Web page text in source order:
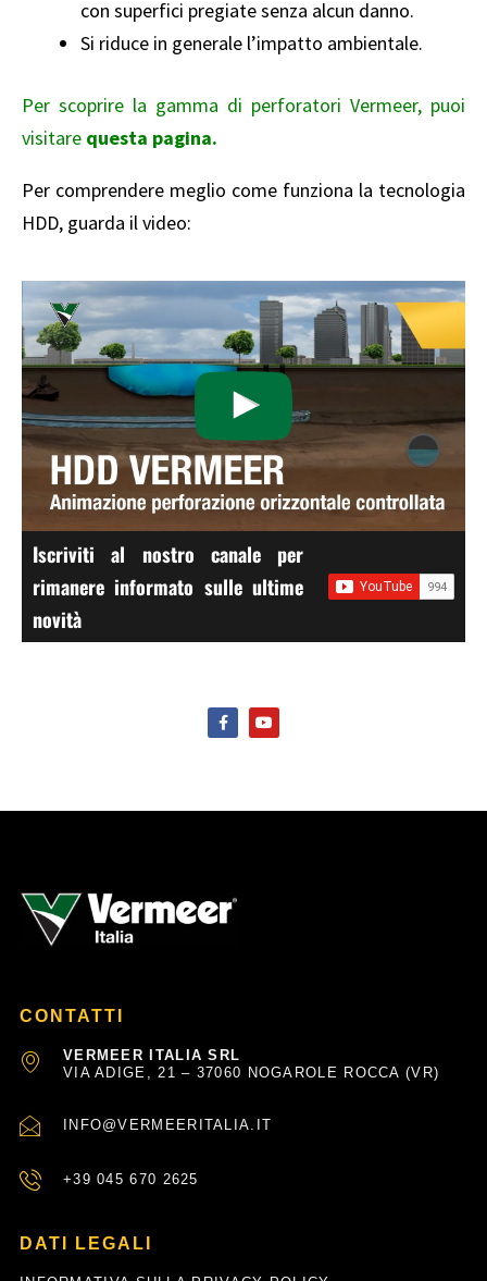
con superfici pregiate senza alcun danno.
Si riduce in generale l’impatto ambientale.
Per scoprire la gamma di perforatori Vermeer, puoi
visitare questa pagina.
Per comprendere meglio come funziona la tecnologia
HDD, guarda il video:
Iscriviti al nostro canale per
rimanere informato sulle ultime
novità
F
a
c
Y
o
u
CONTATTI
VERMEER ITALIA SRL
VIA ADIGE, 21 – 37060 NOGAROLE ROCCA (VR)
INFO@VERMEERITALIA.IT
+39 045 670 2625
DATI LEGALI